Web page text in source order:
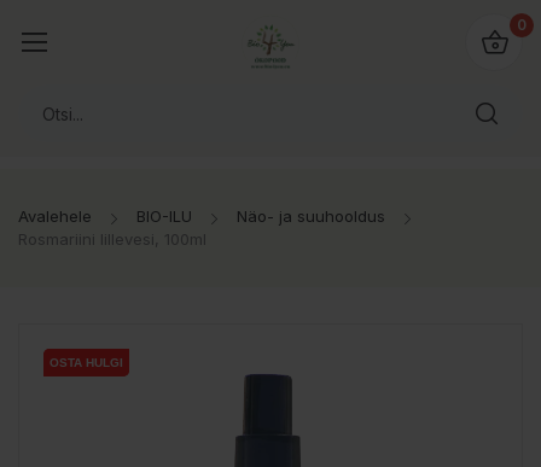
0
Avalehele BIO-ILU
Näo- ja suuhooldus
Rosmariini lillevesi, 100ml
OSTA HULGI
OSTA HULGI